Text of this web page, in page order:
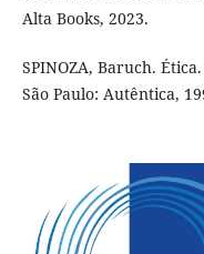
Alta Books, 2023.
SPINOZA, Baruch.
São Paulo: Autêntica,